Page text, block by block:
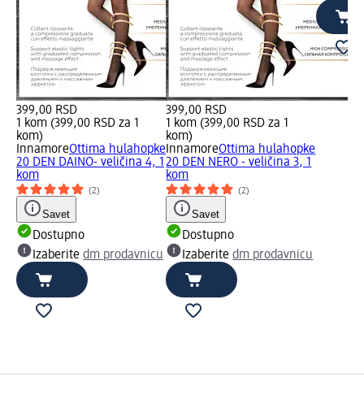
399,00 RSD
1 kom (399,00 RSD za 1
kom)
InnamoreOttima hulahopke
20 DEN DAINO- veličina 4, 1
kom
(2)
Savet
Dostupno
Izaberite dm prodavnicu
399,00 RSD
1 kom (399,00 RSD za 1
kom)
InnamoreOttima hulahopke
20 DEN NERO - veličina 3, 1
kom
(2)
Savet
Dostupno
Izaberitedm prodavnicu